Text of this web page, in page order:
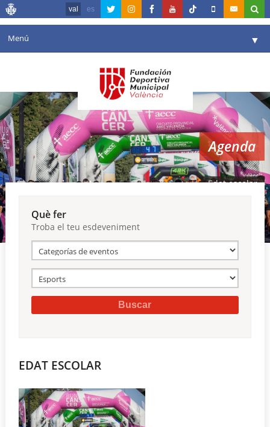
val es
Menú ▼
Agenda
Instal·lacions ▼
Comunicació ▼
València en esport ▼
Reserves
Agenda
Edat escolar
Què fer
Troba el teu esdeveniment
EDAT ESCOLAR